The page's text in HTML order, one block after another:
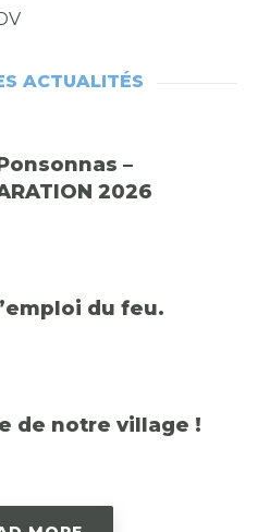
ACTUALITÉS
–
2026
du feu.
de notre village !